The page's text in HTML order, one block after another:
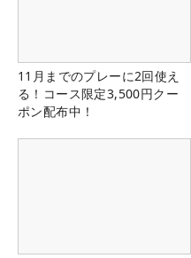
11月までのプレーに2回使え
る！コース限定3,500円クー
ポン配布中！